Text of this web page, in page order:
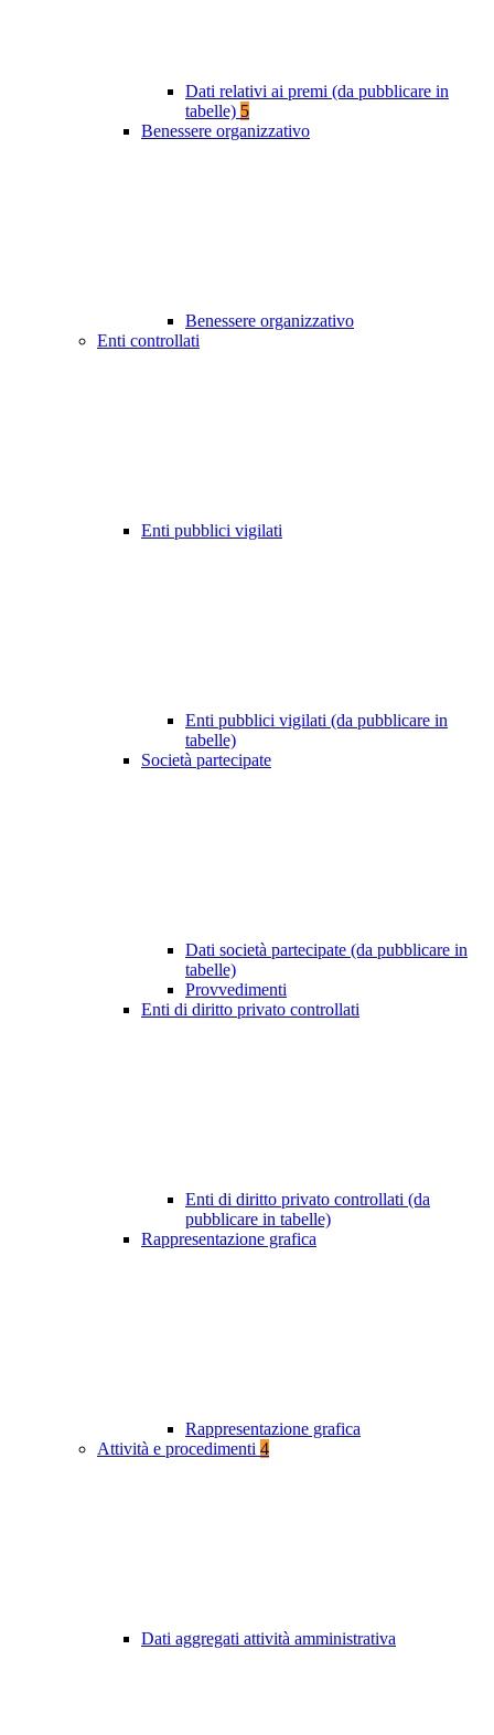
Dati relativi ai premi (da pubblicare in
tabelle) 5
Benessere organizzativo
Benessere organizzativo
Enti controllati
Enti pubblici vigilati
Enti pubblici vigilati (da pubblicare in
tabelle)
Società partecipate
Dati società partecipate (da pubblicare in
tabelle)
Provvedimenti
Enti di diritto privato controllati
Enti di diritto privato controllati (da
pubblicare in tabelle)
Rappresentazione grafica
Rappresentazione grafica
Attività e procedimenti 4
Dati aggregati attività amministrativa